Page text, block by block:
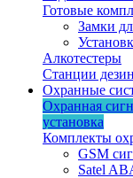
Готовые
Замки
Алкотестеры
Станции
Охранные
Охранная
установка
Комплекты
GSM
Satel